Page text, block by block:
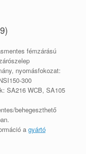
fémzárású
nyomásfokozat:
300
SA216 WCB, SA105
behegeszthető
a gyártó